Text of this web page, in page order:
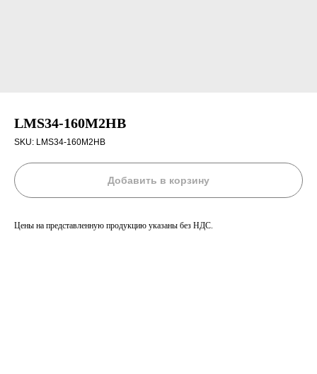
LMS34-160M2HB
SKU: LMS34-160M2HB
Добавить в корзину
Цены на представленную продукцию указаны без НДС.